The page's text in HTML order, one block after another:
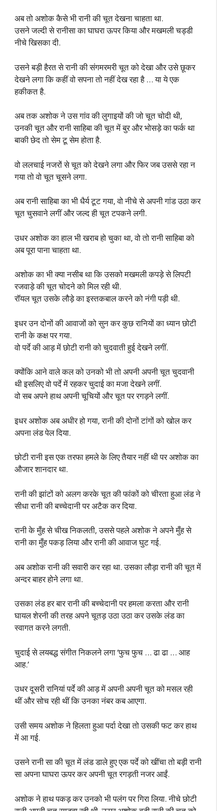
अब तो अशोक कैसे भी रानी की चूत देखना चाहता था.
उसने जल्दी से रानीसा का घाघरा ऊपर किया और मखमली चड्डी
नीचे खिसका दी.
उसने बड़ी हैरत से रानी की संगमरमरी चूत को देखा और उसे छूकर
देखने लगा कि कहीं वो सपना तो नहीं देख रहा है … या ये एक
हकीकत है.
अब तक अशोक ने उस गांव की लुगाइयों की जो चूत चोदी थी,
उनकी चूत और रानी साहिबा की चूत में बुर और भोसड़े का फर्क था
बाकी छेद तो सेम टू सेम होता है.
वो ललचाई नजरों से चूत को देखने लगा और फिर जब उससे रहा न
गया तो वो चूत चूसने लगा.
अब रानी साहिबा का भी धैर्य टूट गया, वो नीचे से अपनी गांड उठा कर
चूत चुसवाने लगीं और जल्द ही चूत टपकने लगी.
उधर अशोक का हाल भी खराब हो चुका था, वो तो रानी साहिबा को
अब पूरा पाना चाहता था.
अशोक का भी क्या नसीब था कि उसको मखमली कपड़े से लिपटी
रजवाड़े की चूत चोदने को मिल रही थी.
रॉयल चूत उसके लौड़े का इस्तकबाल करने को नंगी पड़ी थी.
इधर उन दोनों की आवाजों को सुन कर कुछ रानियों का ध्यान छोटी
रानी के कक्ष पर गया.
वो पर्दे की आड़ में छोटी रानी को चुदवाती हुई देखने लगीं.
क्योंकि आने वाले कल को उनको भी तो अपनी अपनी चूत चुदवानी
थी इसलिए वो पर्दे में रहकर चुदाई का मजा देखने लगीं.
वो सब अपने हाथ अपनी चूचियों और चूत पर रगड़ने लगीं.
इधर अशोक अब अधीर हो गया, रानी की दोनों टांगों को खोल कर
अपना लंड पेल दिया.
छोटी रानी इस एक तरफा हमले के लिए तैयार नहीं थी पर अशोक का
औजार शानदार था.
रानी की झांटों को अलग करके चूत की फांकों को चीरता हुआ लंड ने
सीधा रानी की बच्चेदानी पर अटैक कर दिया.
रानी के मुँह से चीख निकलती, उससे पहले अशोक ने अपने मुँह से
रानी का मुँह पकड़ लिया और रानी की आवाज घुट गई.
अब अशोक रानी की सवारी कर रहा था. उसका लौड़ा रानी की चूत में
अन्दर बाहर होने लगा था.
उसका लंड हर बार रानी की बच्चेदानी पर हमला करता और रानी
घायल शेरनी की तरह अपने चूतड़ उठा उठा कर उसके लंड का
स्वागत करने लगती.
चुदाई से लयबद्ध संगीत निकलने लगा ‘फुच फुच … ढा ढा … आह
आह.’
उधर दूसरी रानियां पर्दे की आड़ में अपनी अपनी चूत को मसल रही
थीं और सोच रही थीं कि उनका नंबर कब आएगा.
उसी समय अशोक ने हिलता हुआ पर्दा देखा तो उसकी फट कर हाथ
में आ गई.
उसने रानी सा की चूत में लंड डाले हुए एक पर्दे को खींचा तो बड़ी रानी
सा अपना घाघरा ऊपर कर अपनी चूत रगड़ती नजर आईं.
अशोक ने हाथ पकड़ कर उनको भी पलंग पर गिरा लिया. नीचे छोटी